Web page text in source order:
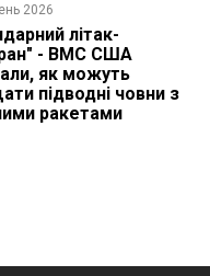
2026
літак-
- ВМС США
як можуть
підводні човни з
ракетами